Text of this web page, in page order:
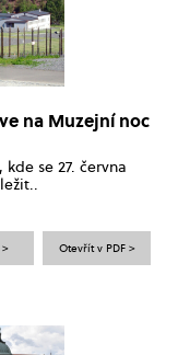
na Muzejní noc
se 27. června
Otevřít v PDF >